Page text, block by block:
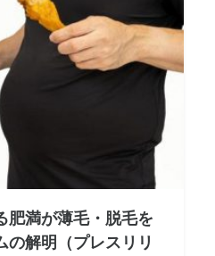
肥満が薄毛・脱毛を
の解明（プレスリリ